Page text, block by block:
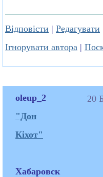
Відповісти | Редагувати
Ігнорувати автора |
oleup_2
"Дон
Кіхот"
Хабаровск
20